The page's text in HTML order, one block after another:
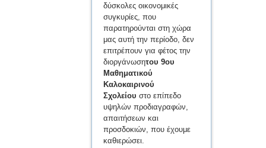
δύσκολες οικονομικές
συγκυρίες, που
παρατηρούνται στη χώρα
μας αυτή την περίοδο, δεν
επιτρέπουν για φέτος την
διοργάνωσητου 9ου
Μαθηματικού
Καλοκαιρινού
Σχολείου στο επίπεδο
υψηλών προδιαγραφών,
απαιτήσεων και
προσδοκιών, που έχουμε
καθιερώσει.